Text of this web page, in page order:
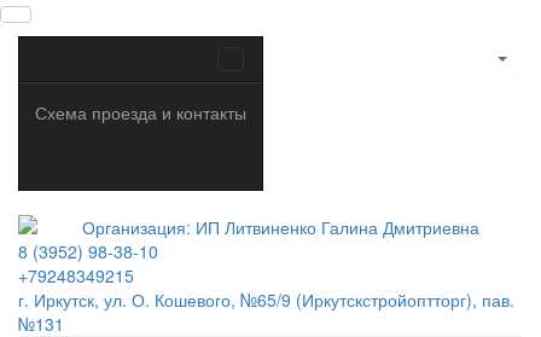
Схема проезда и контакты
8 (3952) 98-38-10
+79248349215
г. Иркутск, ул. О. Кошевого, №65/9 (Иркутскстройоптторг), пав.
№131